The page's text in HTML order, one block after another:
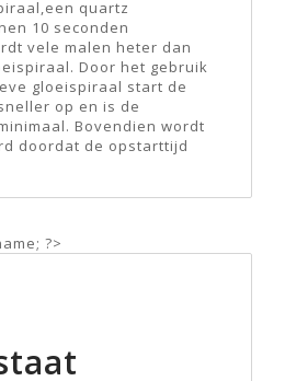
quartz
10 seconden
vele malen heter dan
Door het gebruik
gloeispiraal start de
op en is de
Bovendien wordt
doordat de opstarttijd